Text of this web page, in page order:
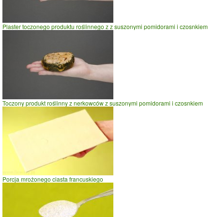
0
szybki taniec,trucht
prowadzenie samochodu
Łyżka mąki z pestek arbuza
Plaster toczonego produktu roślinnego z z suszonymi pomidorami i czosnkiem
Toczony produkt roślinny z nerkowców z suszonymi pomidorami i czosnkiem
Porcja mrożonego ciasta francuskiego